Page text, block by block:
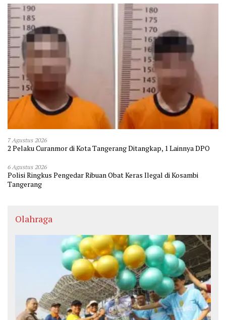
7 Agustus 2026
2 Pelaku Curanmor di Kota Tangerang Ditangkap, 1 Lainnya DPO
6 Agustus 2026
Polisi Ringkus Pengedar Ribuan Obat Keras Ilegal di Kosambi
Tangerang
Olahraga